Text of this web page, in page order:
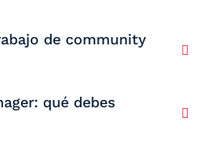
de community
qué debes